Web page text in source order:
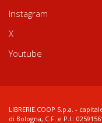
Instagram
X
Youtube
LIBRERIE.COOP S.p.a. -
di Bologna, C.F. e P.I.: